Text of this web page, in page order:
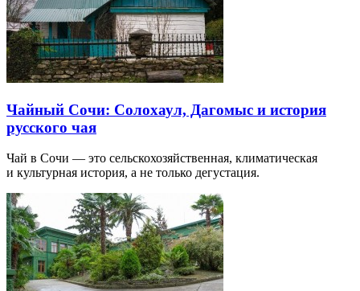
Чайный Сочи: Солохаул, Дагомыс и история
русского чая
Чай в Сочи — это сельскохозяйственная, климатическая
и культурная история, а не только дегустация.